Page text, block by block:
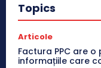
Topics
Articole
Factura PPC are
informațiile care